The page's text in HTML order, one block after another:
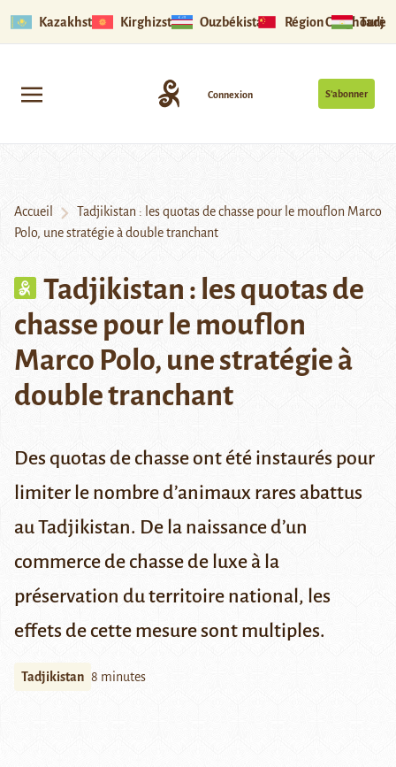
Kazakhstan Kirghizstan Ouzbékistan Région Ouïghoure
S’abonner
Connexion
Accueil
Tadjikistan : les quotas de chasse pour le mouflon Marco
Polo, une stratégie à double tranchant
Tadjikistan : les quotas de
chasse pour le mouflon
Marco Polo, une stratégie à
double tranchant
Des quotas de chasse ont été instaurés pour
limiter le nombre d’animaux rares abattus
au Tadjikistan. De la naissance d’un
commerce de chasse de luxe à la
préservation du territoire national, les
effets de cette mesure sont multiples.
Tadjikistan 8 minutes